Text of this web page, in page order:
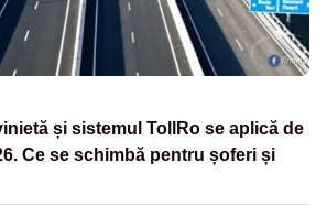
și sistemul TollRo se aplică de
Ce se schimbă pentru șoferi și